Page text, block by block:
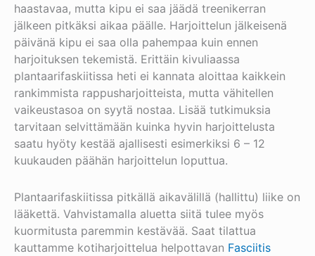
haastavaa, mutta kipu ei saa jäädä treenikerran
jälkeen pitkäksi aikaa päälle. Harjoittelun jälkeisenä
päivänä kipu ei saa olla pahempaa kuin ennen
harjoituksen tekemistä. Erittäin kivuliaassa
plantaarifaskiitissa heti ei kannata aloittaa kaikkein
rankimmista rappusharjoitteista, mutta vähitellen
vaikeustasoa on syytä nostaa. Lisää tutkimuksia
tarvitaan selvittämään kuinka hyvin harjoittelusta
saatu hyöty kestää ajallisesti esimerkiksi 6 – 12
kuukauden päähän harjoittelun loputtua.
Plantaarifaskiitissa pitkällä aikavälillä (hallittu) liike on
lääkettä. Vahvistamalla aluetta siitä tulee myös
kuormitusta paremmin kestävää. Saat tilattua
kauttamme kotiharjoittelua helpottavan Fasciitis